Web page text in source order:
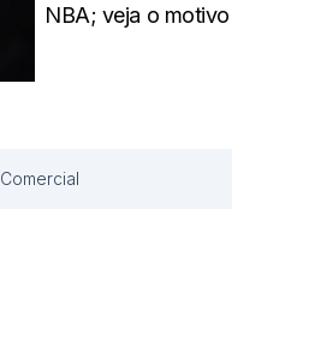
NBA; veja o motivo
Comercial